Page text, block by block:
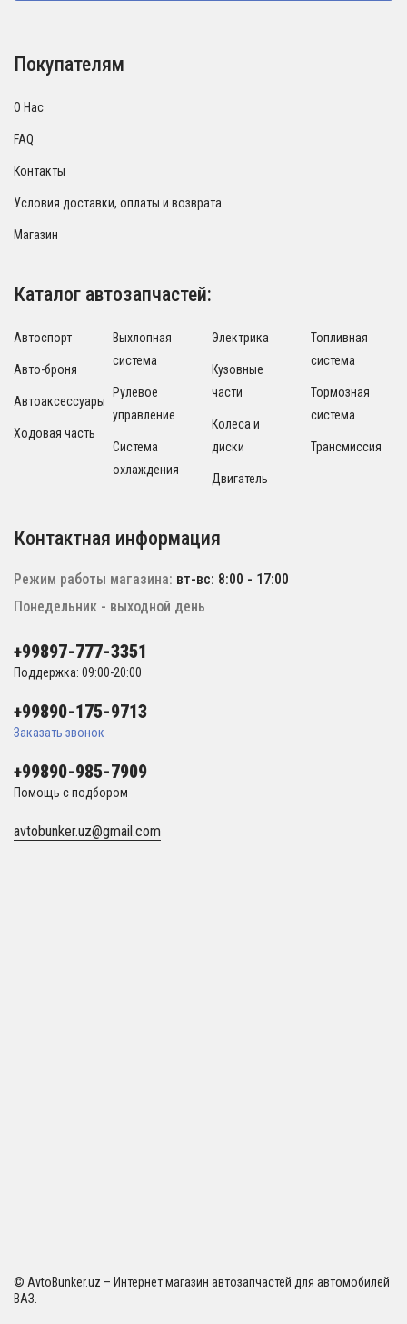
Покупателям
О Нас
FAQ
Контакты
Условия доставки, оплаты и возврата
Магазин
Каталог автозапчастей:
Автоспорт
Авто-броня
Автоаксессуары
Ходовая часть
Выхлопная
система
Рулевое
управление
Система
охлаждения
Электрика
Кузовные
части
Колеса и
диски
Двигатель
Топливная
система
Тормозная
система
Трансмиссия
Контактная информация
Режим работы магазина: вт-вс: 8:00 - 17:00
Понедельник - выходной день
+99897-777-3351
Поддержка: 09:00-20:00
+99890-175-9713
Заказать звонок
+99890-985-7909
Помощь с подбором
avtobunker.uz@gmail.com
© AvtoBunker.uz – Интернет магазин автозапчастей для автомобилей
ВАЗ.